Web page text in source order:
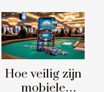
Hoe veilig zijn
mobiele